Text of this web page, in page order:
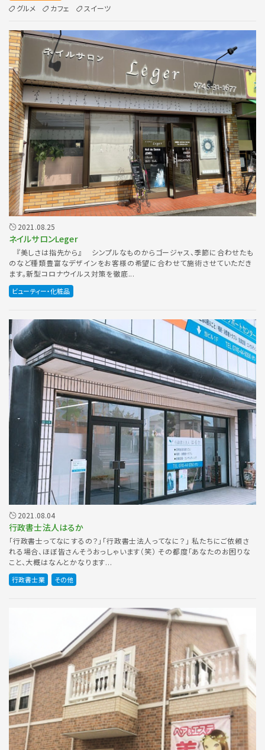
グルメ カフェ スイーツ
2021.08.25
ネイルサロンLeger
『美しさは指先から』 シンプルなものからゴージャス、季節に合わせたも
のなど種類豊富なデザインをお客様の希望に合わせて施術させていただき
ます。新型コロナウイルス対策を徹底...
ビューティー・化粧品
2021.08.04
行政書士法人はるか
「行政書士ってなにするの？」「行政書士法人ってなに？」 私たちにご依頼さ
れる場合、ほぼ皆さんそうおっしゃいます（笑） その都度「あなたのお困りな
こと、大概はなんとかなります...
行政書士業 その他